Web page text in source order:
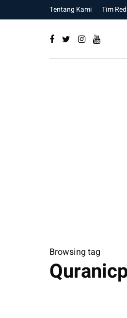
Tentang Kami Tim
Browsing tag